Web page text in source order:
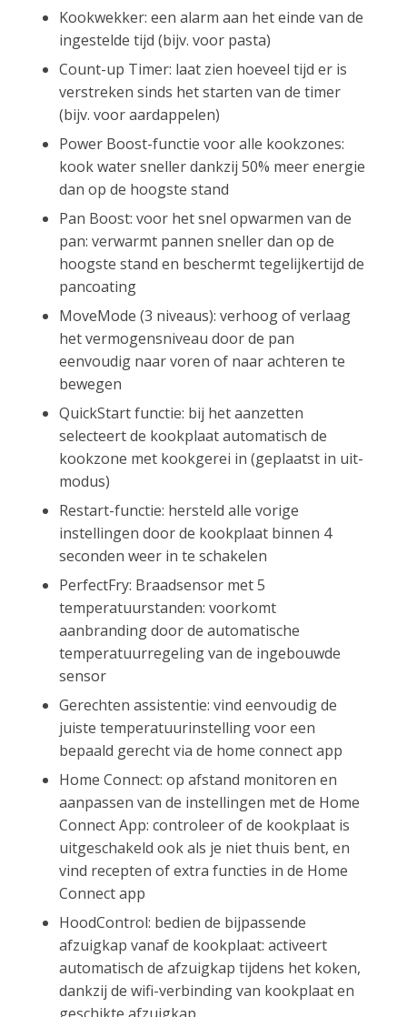
Kookwekker: een alarm aan het einde van de
ingestelde tijd (bijv. voor pasta)
Count-up Timer: laat zien hoeveel tijd er is
verstreken sinds het starten van de timer
(bijv. voor aardappelen)
Power Boost-functie voor alle kookzones:
kook water sneller dankzij 50% meer energie
dan op de hoogste stand
Pan Boost: voor het snel opwarmen van de
pan: verwarmt pannen sneller dan op de
hoogste stand en beschermt tegelijkertijd de
pancoating
MoveMode (3 niveaus): verhoog of verlaag
het vermogensniveau door de pan
eenvoudig naar voren of naar achteren te
bewegen
QuickStart functie: bij het aanzetten
selecteert de kookplaat automatisch de
kookzone met kookgerei in (geplaatst in uit-
modus)
Restart-functie: hersteld alle vorige
instellingen door de kookplaat binnen 4
seconden weer in te schakelen
PerfectFry: Braadsensor met 5
temperatuurstanden: voorkomt
aanbranding door de automatische
temperatuurregeling van de ingebouwde
sensor
Gerechten assistentie: vind eenvoudig de
juiste temperatuurinstelling voor een
bepaald gerecht via de home connect app
Home Connect: op afstand monitoren en
aanpassen van de instellingen met de Home
Connect App: controleer of de kookplaat is
uitgeschakeld ook als je niet thuis bent, en
vind recepten of extra functies in de Home
Connect app
HoodControl: bedien de bijpassende
afzuigkap vanaf de kookplaat: activeert
automatisch de afzuigkap tijdens het koken,
dankzij de wifi-verbinding van kookplaat en